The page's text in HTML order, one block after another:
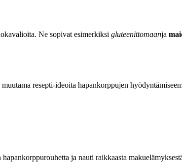
Ne sopivat esimerkiksi gluteenittomaanja
resepti-ideoita hapankorppujen hyödyntämiseen:
ja nauti raikkaasta